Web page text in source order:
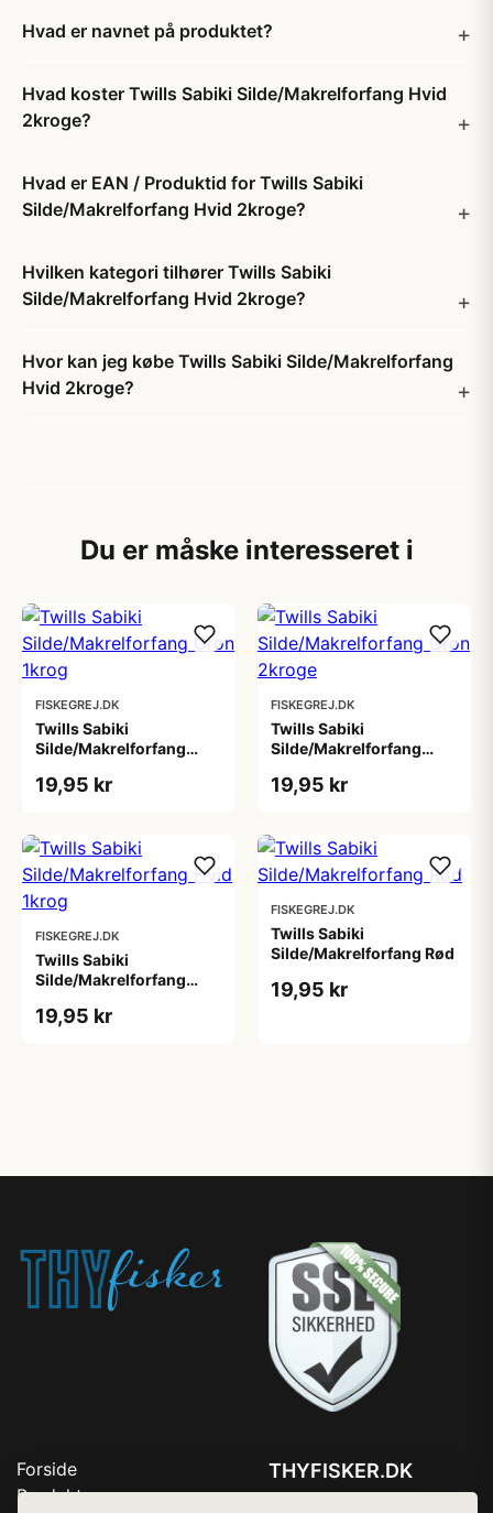
Hvad er navnet på produktet?
Hvad koster Twills Sabiki Silde/Makrelforfang Hvid
2kroge?
Hvad er EAN / Produktid for Twills Sabiki
Silde/Makrelforfang Hvid 2kroge?
Hvilken kategori tilhører Twills Sabiki
Silde/Makrelforfang Hvid 2kroge?
Hvor kan jeg købe Twills Sabiki Silde/Makrelforfang
Hvid 2kroge?
Du er måske interesseret i
FISKEGREJ.DK
Twills Sabiki
Silde/Makrelforfang
19,95 kr
FISKEGREJ.DK
Twills Sabiki
Silde/Makrelforfang
19,95 kr
FISKEGREJ.DK
Twills Sabiki
Silde/Makrelforfang
19,95 kr
FISKEGREJ.DK
Twills Sabiki
Silde/Makrelforfang Rød
19,95 kr
Forside
Produkter
THYFISKER.DK